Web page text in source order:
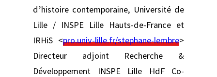
d’histoire contemporaine, Université de
Lille / INSPE Lille Hauts-de-France et
IRHiS <pro.univ-lille.fr/stephane-lembre>
Directeur adjoint Recherche &
Développement INSPE Lille HdF Co-